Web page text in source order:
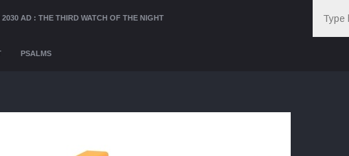
AD : THE THIRD WATCH OF THE NIGHT
PSALMS